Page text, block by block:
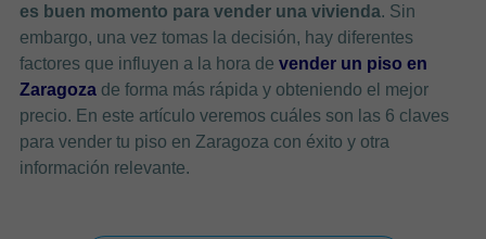
es buen momento para vender una vivienda. Sin
embargo, una vez tomas la decisión, hay diferentes
factores que influyen a la hora de vender un piso en
Zaragozade forma más rápida y obteniendo el mejor
precio. En este artículo veremos cuáles son las 6 claves
para vender tu piso en Zaragoza con éxito y otra
información relevante.